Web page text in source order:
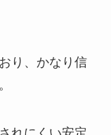
り、かなり信